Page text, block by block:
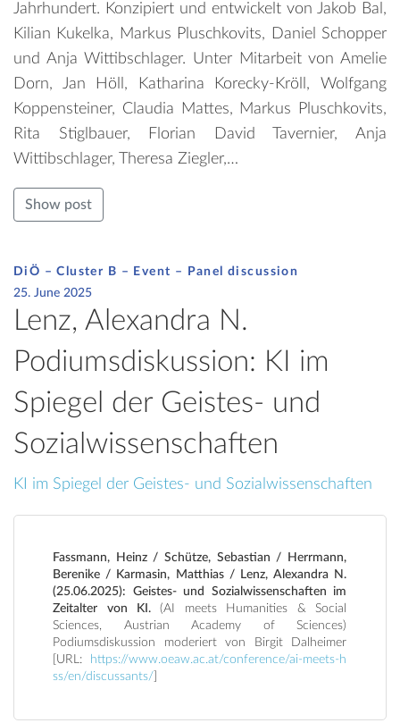
Jahrhundert. Konzipiert und entwickelt von Jakob Bal,
Kilian Kukelka, Markus Pluschkovits, Daniel Schopper
und Anja Wittibschlager. Unter Mitarbeit von Amelie
Dorn, Jan Höll, Katharina Korecky-Kröll, Wolfgang
Koppensteiner, Claudia Mattes, Markus Pluschkovits,
Rita Stiglbauer, Florian David Tavernier, Anja
Wittibschlager, Theresa Ziegler,…
Show post
DiÖ – Cluster B – Event –
Panel discussion
25. June 2025
Lenz, Alexandra N.
Podiumsdiskussion: KI im
Spiegel der Geistes- und
Sozialwissenschaften
KI im Spiegel der Geistes- und Sozialwissenschaften
Fassmann, Heinz / Schütze, Sebastian / Herrmann,
Berenike / Karmasin, Matthias / Lenz, Alexandra N.
(25.06.2025): Geistes- und Sozialwissenschaften im
Zeitalter von KI. (AI meets Humanities & Social
Sciences, Austrian Academy of Sciences)
Podiumsdiskussion moderiert von Birgit Dalheimer
[URL:
https://www.oeaw.ac.at/conference/ai-meets-h
ss/en/discussants/